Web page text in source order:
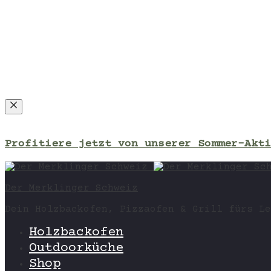
Close
Profitiere jetzt von unserer Sommer-
Holzbackofen
Outdoorküche
Shop